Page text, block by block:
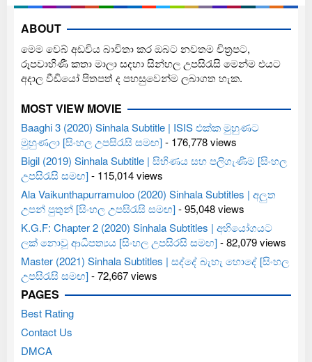
ABOUT
මෙම වෙබ් අඩවිය බාවිතා කර ඔබට නවතම චිත්‍රපට,
රූපවාහිණී කතා මාලා සදහා සින්හල උපසිරැසි මෙන්ම එයට
අදාල වීඩියෝ පිතපත් ද පහසුවෙන්ම ලබාගත හැක.
MOST VIEW MOVIE
Baaghi 3 (2020) Sinhala Subtitle | ISIS එක්ක මුහුණට
මුහුණලා [සිංහල උපසිරැසි සමඟ]- 176,778 views
Bigil (2019) Sinhala Subtitle | සිහිණය සහ පලිගැණීම [සිංහල
උපසිරැසි සමඟ]- 115,014 views
Ala Vaikunthapurramuloo (2020) Sinhala Subtitles | අලුත
උපන් පුතුන් [සිංහල උපසිරැසි සමඟ]- 95,048 views
K.G.F: Chapter 2 (2020) Sinhala Subtitles | අභියෝගයට
ලක් නොවූ ආධිපත්‍යය [සිංහල උපසිරසි සමඟ]- 82,079 views
Master (2021) Sinhala Subtitles | සද්දේ බැහැ හොදේ [සිංහල
උපසිරැසි සමඟ]- 72,667 views
PAGES
Best Rating
Contact Us
DMCA